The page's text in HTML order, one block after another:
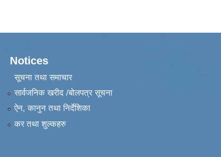
Notices
सूचना तथा समाचार
सार्वजनिक खरीद /बोलपत्र सूचना
ऐन, कानुन तथा निर्देशिका
कर तथा शुल्कहरु